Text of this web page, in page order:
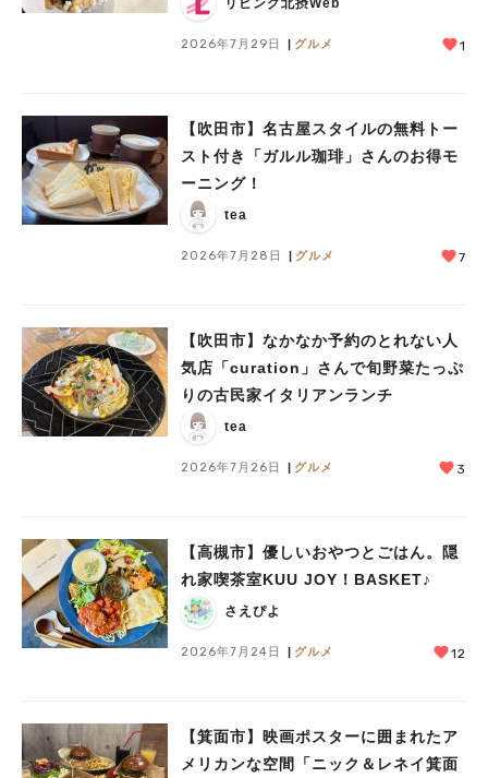
2026年7月29日 グルメ 1
【吹田市】名古屋スタイルの無料トー
スト付き「ガルル珈琲」さんのお得モ
ーニング！
tea
2026年7月28日 グルメ 7
【吹田市】なかなか予約のとれない人
気店「curation」さんで旬野菜たっぷ
りの古民家イタリアンランチ
tea
2026年7月26日 グルメ 3
【高槻市】優しいおやつとごはん。隠
れ家喫茶室KUU JOY！BASKET♪
さえぴよ
2026年7月24日 グルメ 12
【箕面市】映画ポスターに囲まれたア
メリカンな空間「ニック＆レネイ箕面